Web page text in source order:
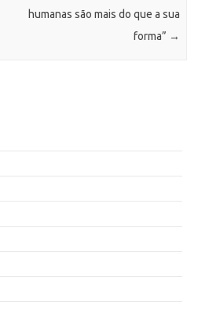
humanas são mais do que a sua
forma” →